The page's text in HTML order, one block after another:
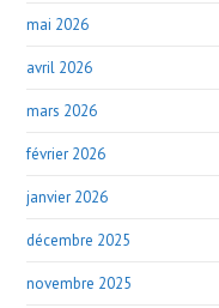
mai 2026
avril 2026
mars 2026
février 2026
janvier 2026
décembre 2025
novembre 2025